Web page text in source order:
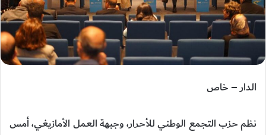
الدار – خاص
نظم حزب التجمع الوطني للأحرار، وجبهة العمل الأمازيغي، أمس